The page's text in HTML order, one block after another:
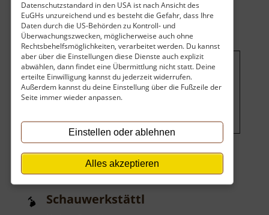
Datenschutzstandard in den USA ist nach Ansicht des
EuGHs unzureichend und es besteht die Gefahr, dass Ihre
Daten durch die US-Behörden zu Kontroll- und
Überwachungszwecken, möglicherweise auch ohne
Rechtsbehelfsmöglichkeiten, verarbeitet werden. Du kannst
aber über die Einstellungen diese Dienste auch explizit
abwählen, dann findet eine Übermittlung nicht statt. Deine
erteilte Einwilligung kannst du jederzeit widerrufen.
Außerdem kannst du deine Einstellung über die Fußzeile der
Seite immer wieder anpassen.
Einstellen oder ablehnen
Alles akzeptieren
bei
der
Saigerhütte
Um dieses Projekt zu finanzieren,
wird hier Werbung eingeblendet.
Schauwerkstättl